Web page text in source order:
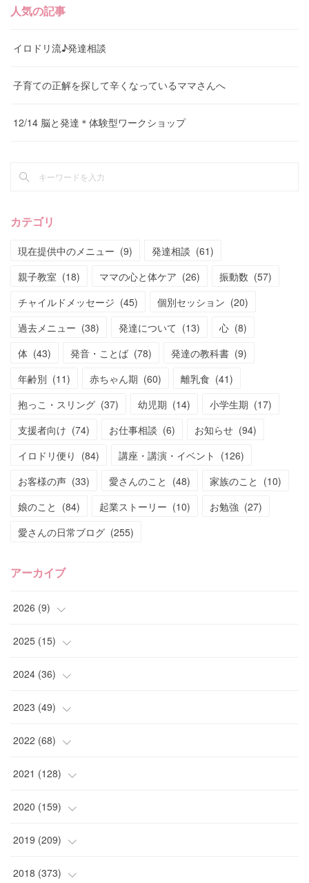
人気の記事
イロドリ流♪発達相談
子育ての正解を探して辛くなっているママさんへ
12/14 脳と発達＊体験型ワークショップ
カテゴリ
現在提供中のメニュー (9) 発達相談 (61)
親子教室 (18) ママの心と体ケア (26) 振動数 (57)
チャイルドメッセージ (45) 個別セッション (20)
過去メニュー (38) 発達について (13) 心 (8)
体 (43) 発音・ことば (78) 発達の教科書 (9)
年齢別 (11) 赤ちゃん期 (60) 離乳食 (41)
抱っこ・スリング (37) 幼児期 (14) 小学生期 (17)
支援者向け (74) お仕事相談 (6) お知らせ (94)
イロドリ便り (84) 講座・講演・イベント (126)
お客様の声 (33) 愛さんのこと (48) 家族のこと (10)
娘のこと (84) 起業ストーリー (10) お勉強 (27)
愛さんの日常ブログ (255)
アーカイブ
2026 (9)
(4)
(2)
(1)
(2)
2025 (15)
(4)
(2)
(2)
( 3)
2024 (36)
(2)
(2)
(1)
( 4)
2023 (49)
(1)
(2)
( 5)
(5)
2022 (68)
(6)
( 6)
(3)
(4)
2021 (128)
(10)
(9)
(7)
2020 (159)
(15)
(11)
2019 (209)
(16)
2018 (373)